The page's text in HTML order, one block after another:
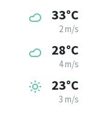
33°C
2 m/s
28°C
4 m/s
23°C
3 m/s